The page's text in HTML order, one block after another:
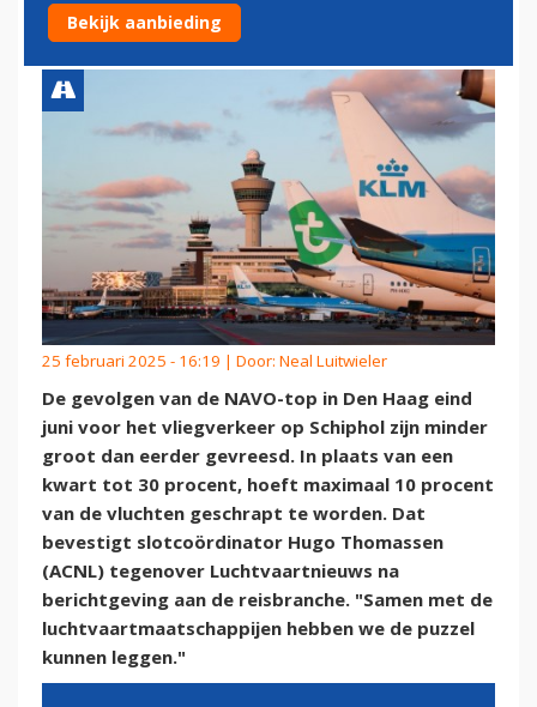
GROOT DAN GEVREESD
25 februari 2025 - 16:19 | Door: Neal Luitwieler
De gevolgen van de NAVO-top in Den Haag eind
juni voor het vliegverkeer op Schiphol zijn minder
groot dan eerder gevreesd. In plaats van een
kwart tot 30 procent, hoeft maximaal 10 procent
van de vluchten geschrapt te worden. Dat
bevestigt slotcoördinator Hugo Thomassen
(ACNL) tegenover Luchtvaartnieuws na
berichtgeving aan de reisbranche. "Samen met de
luchtvaartmaatschappijen hebben we de puzzel
kunnen leggen."
Bekijk aanbieding